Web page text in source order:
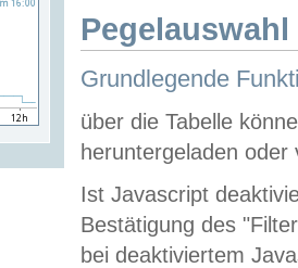
Grundlegende
über die Tabelle
heruntergeladen oder
Ist Javascript
Bestätigung des
bei deaktiviertem